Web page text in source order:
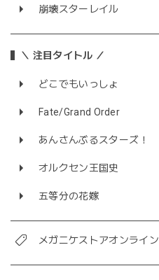
崩壊スターレイル
＼ 注目タイトル ／
どこでもいっしょ
Fate/Grand Order
あんさんぶるスターズ！
オルクセン王国史
五等分の花嫁
メガニケストアオンライン